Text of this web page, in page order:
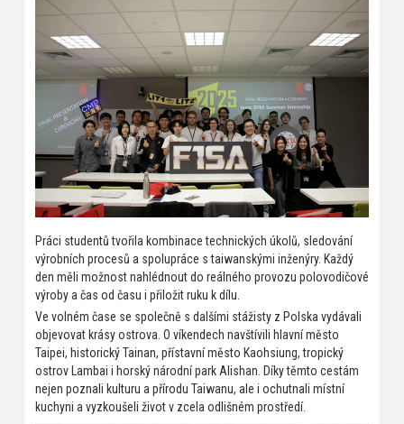
Práci studentů tvořila kombinace technických úkolů, sledování
výrobních procesů a spolupráce s taiwanskými inženýry. Každý
den měli možnost nahlédnout do reálného provozu polovodičové
výroby a čas od času i přiložit ruku k dílu.
Ve volném čase se společně s dalšími stážisty z Polska vydávali
objevovat krásy ostrova. O víkendech navštívili hlavní město
Taipei, historický Tainan, přístavní město Kaohsiung, tropický
ostrov Lambai i horský národní park Alishan. Díky těmto cestám
nejen poznali kulturu a přírodu Taiwanu, ale i ochutnali místní
kuchyni a vyzkoušeli život v zcela odlišném prostředí.